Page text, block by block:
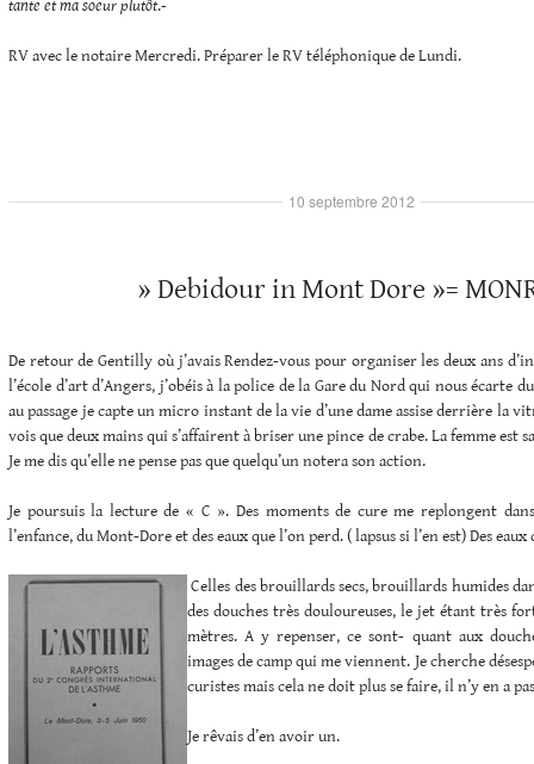
tante et ma soeur plutôt.-
RV avec le notaire Mercredi. Préparer le RV téléphonique de Lundi.
» Debidour in Mont Dore »=
De retour de Gentilly où j’avais Rendez-vous pour organiser les deux ans
l’école d’art d’Angers, j’obéis à la police de la Gare du Nord qui nous écarte
au passage je capte un micro instant de la vie d’une dame assise derrière la
vois que deux mains qui s’affairent à briser une pince de crabe. La femme est
Je me dis qu’elle ne pense pas que quelqu’un notera son action.
Je poursuis la lecture de « C ». Des moments de cure me replongent
l’enfance, du Mont-Dore et des eaux que l’on perd. ( lapsus si l’en est) Des eaux
Celles des brouillards secs, brouillards humides
des douches très douloureuses, le jet étant très
mètres. A y repenser, ce sont- quant aux
images de camp qui me viennent. Je cherche
curistes mais cela ne doit plus se faire, il n’y en a
Je rêvais d’en avoir un.
10 septembre 2012